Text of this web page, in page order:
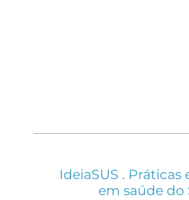
IdeiaSUS . Práticas
em saúde do